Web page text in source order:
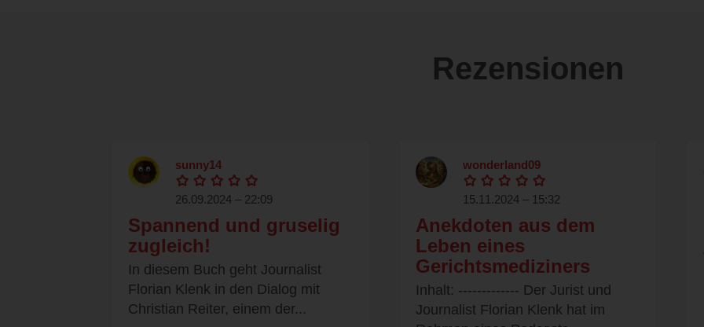
Rezensionen
sunny14
26.09.2024 – 22:09
Spannend und gruselig
zugleich!
In diesem Buch geht Journalist
Florian Klenk in den Dialog mit
Christian Reiter, einem der...
wonderland09
15.11.2024 – 15:32
Anekdoten aus dem
Leben eines
Gerichtsmediziners
Inhalt: ------------- Der Jurist und
Journalist Florian Klenk hat im